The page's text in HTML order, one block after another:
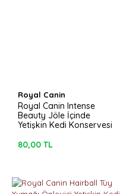
Royal Canin
Royal Canin Intense
Beauty Jöle İçinde
Yetişkin Kedi Konservesi
80,00 TL